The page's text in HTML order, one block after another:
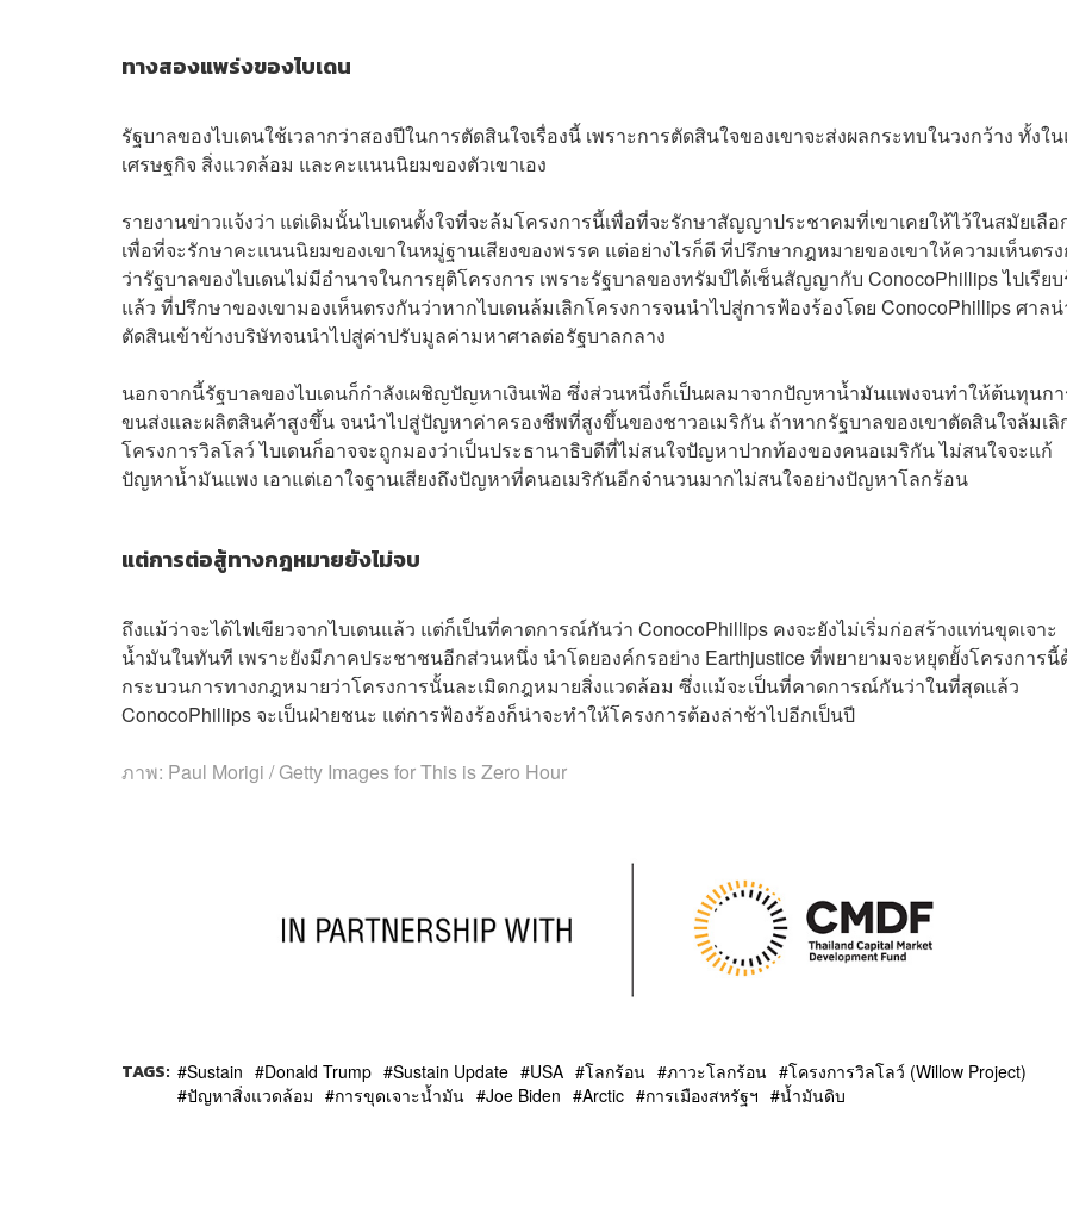
ทางสองแพร่งของไบเดน
รัฐบาลของไบเดนใช้เวลากว่าสองปีในการตัดสินใจเรื่องนี้ เพราะการตัดสินใจของเขาจะส่งผลกระทบในวงกว้าง ทั้งใ
เศรษฐกิจ สิ่งแวดล้อม และคะแนนนิยมของตัวเขาเอง
รายงานข่าวแจ้งว่า แต่เดิมนั้นไบเดนตั้งใจที่จะล้มโครงการนี้เพื่อที่จะรักษาสัญญาประชาคมที่เขาเคยให้ไว้ในสมัยเลือ
เพื่อที่จะรักษาคะแนนนิยมของเขาในหมู่ฐานเสียงของพรรค แต่อย่างไรก็ดี ที่ปรึกษากฎหมายของเขาให้ความเห็นตร
ว่ารัฐบาลของไบเดนไม่มีอำนาจในการยุติโครงการ เพราะรัฐบาลของทรัมป์ได้เซ็นสัญญากับ ConocoPhillips ไปเรีย
แล้ว ที่ปรึกษาของเขามองเห็นตรงกันว่าหากไบเดนล้มเลิกโครงการจนนำไปสู่การฟ้องร้องโดย ConocoPhillips ศาล
ตัดสินเข้าข้างบริษัทจนนำไปสู่ค่าปรับมูลค่ามหาศาลต่อรัฐบาลกลาง
นอกจากนี้รัฐบาลของไบเดนก็กำลังเผชิญปัญหาเงินเฟ้อ ซึ่งส่วนหนึ่งก็เป็นผลมาจากปัญหาน้ำมันแพงจนทำให้ต้นทุนก
ขนส่งและผลิตสินค้าสูงขึ้น จนนำไปสู่ปัญหาค่าครองชีพที่สูงขึ้นของชาวอเมริกัน ถ้าหากรัฐบาลของเขาตัดสินใจล้มเลิ
โครงการวิลโลว์ ไบเดนก็อาจจะถูกมองว่าเป็นประธานาธิบดีที่ไม่สนใจปัญหาปากท้องของคนอเมริกัน ไม่สนใจจะแก้
ปัญหาน้ำมันแพง เอาแต่เอาใจฐานเสียงถึงปัญหาที่คนอเมริกันอีกจำนวนมากไม่สนใจอย่างปัญหาโลกร้อน
แต่การต่อสู้ทางกฎหมายยังไม่จบ
ถึงแม้ว่าจะได้ไฟเขียวจากไบเดนแล้ว แต่ก็เป็นที่คาดการณ์กันว่า ConocoPhillips คงจะยังไม่เริ่มก่อสร้างแท่นขุดเจาะ
น้ำมันในทันที เพราะยังมีภาคประชาชนอีกส่วนหนึ่ง นำโดยองค์กรอย่าง Earthjustice ที่พยายามจะหยุดยั้งโครงการนี้
กระบวนการทางกฎหมายว่าโครงการนั้นละเมิดกฎหมายสิ่งแวดล้อม ซึ่งแม้จะเป็นที่คาดการณ์กันว่าในที่สุดแล้ว
ConocoPhillips จะเป็นฝ่ายชนะ แต่การฟ้องร้องก็น่าจะทำให้โครงการต้องล่าช้าไปอีกเป็นปี
ภาพ: Paul Morigi / Getty Images for This is Zero Hour
TAGS: Sustain Donald Trump Sustain Update USA โลกร้อน ภาวะโลกร้อน
โครงการวิลโลว์ (Willow Project)
ปัญหาสิ่งแวดล้อม
การขุดเจาะน้ำมัน Joe Biden Arctic การเมืองสหรัฐฯ น้ำมันดิบ